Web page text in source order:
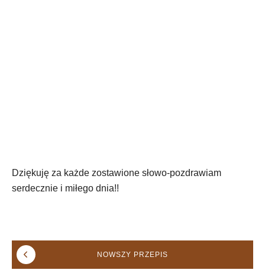
Dziękuję za każde zostawione słowo-pozdrawiam
serdecznie i miłego dnia!!
NOWSZY PRZEPIS